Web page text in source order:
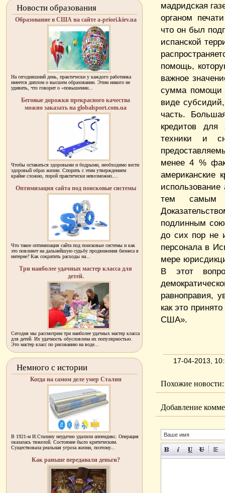
мадридская
органом
что он был
испанской
помощь,
важное
сумма помощи
виде
часть.
кредитов для
техники и
менее 4 %
американские
тем самым
подлинным
до сих пор не
персонала в
мере
В этот
равноправия,
как это
США».
17-04-2013,
Похожие новости:
Добавление
Новости образования
Образование в США на сайте a-priori.kiev.ua
На сегодняшний день, практически у каждого работника
имеется диплом о высшем образовании. Этим никого не
удивить, что говорит о «повышении...
Беговые дорожки прекрасного качества
можно заказать на globalsport.com.ua
Чтобы оставаться здоровыми и бодрыми, необходимо вести
здоровый образ жизни. Спорить с этим утверждением
крайне сложно, порой практически невозможно....
Оптимизация сайта под поисковые системы
Что такое оптимизация сайта под поисковые системы и как
это повлияет на дальнейшую судьбу продвижения бизнеса в
интерне? Как сократить расходы на...
Три наиболее удачных мастер класса для
детей.
Сегодня мы рассмотрим три наиболее удачных мастер класса
для детей. Их удачность обусловлена их популярностью.
Это мастер класс по рисованию на воде...
Немного с истории
Когда на самом деле умер Сталин
В 1921-м И.Сталину неудачно удалили аппендикс. Операция
оказалась тяжелой. Состояние было критическим.
Существовала реальная угроза жизни, поэтому...
Как раньше передавали деньги?